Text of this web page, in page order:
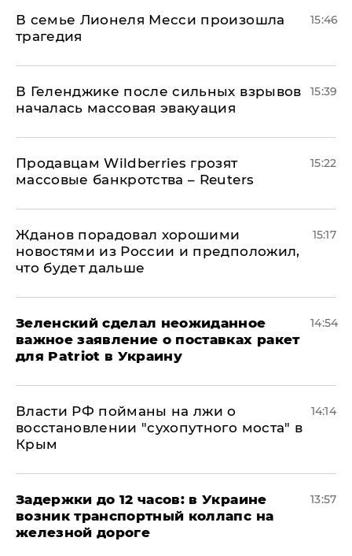
В семье Лионеля Месси произошла
трагедия
15:46
В Геленджике после сильных взрывов
началась массовая эвакуация
15:39
Продавцам Wildberries грозят
массовые банкротства – Reuters
15:22
Жданов порадовал хорошими
новостями из России и предположил,
что будет дальше
15:17
Зеленский сделал неожиданное
важное заявление о поставках ракет
для Patriot в Украину
14:54
Власти РФ пойманы на лжи о
восстановлении "сухопутного моста" в
Крым
14:14
Задержки до 12 часов: в Украине
возник транспортный коллапс на
железной дороге
13:57